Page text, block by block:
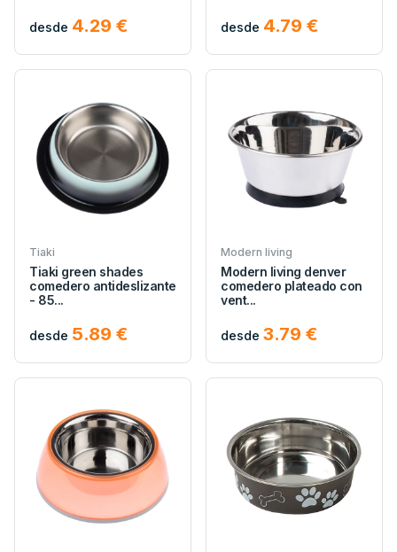
desde 4.29 € desde 4.79 €
Tiaki
Tiaki green shades
comedero antideslizante
- 85...
desde 5.89 €
Modern living
Modern living denver
comedero plateado con
vent...
desde 3.79 €